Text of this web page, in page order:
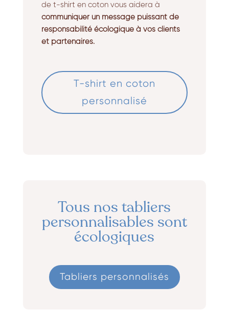
de t-shirt en coton vous aidera à
communiquer un message puissant de
responsabilité écologique à vos clients
et partenaires.
T-shirt en coton
personnalisé
Tous nos tabliers
personnalisables sont
écologiques
Tabliers personnalisés